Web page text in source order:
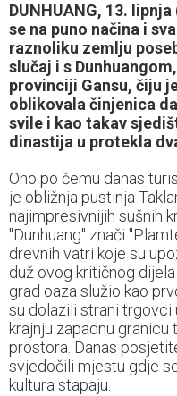
DUNHUANG, 13.
se na puno načina i
raznoliku zemlju
slučaj i s
provinciji Gansu, čiju
oblikovala činjenica
svile i kao takav
dinastija u protekla
Ono po čemu danas
je obližnja pustinja
najimpresivnijih sušnih
"Dunhuang" znači
drevnih vatri koje su
duž ovog kritičnog
grad oaza služio kao
su dolazili strani trgovci
krajnju zapadnu
prostora. Danas
svjedočili mjestu gdje
kultura stapaju.